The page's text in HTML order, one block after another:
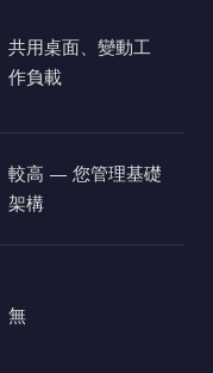
共用桌面、變動工
作負載
較高 — 您管理基礎
架構
無